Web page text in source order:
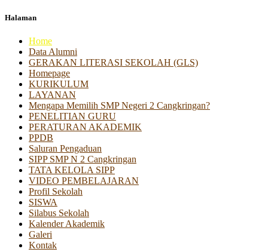
Halaman
Home
Data Alumni
GERAKAN LITERASI SEKOLAH (GLS)
Homepage
KURIKULUM
LAYANAN
Mengapa Memilih SMP Negeri 2 Cangkringan?
PENELITIAN GURU
PERATURAN AKADEMIK
PPDB
Saluran Pengaduan
SIPP SMP N 2 Cangkringan
TATA KELOLA SIPP
VIDEO PEMBELAJARAN
Profil Sekolah
SISWA
Silabus Sekolah
Kalender Akademik
Galeri
Kontak